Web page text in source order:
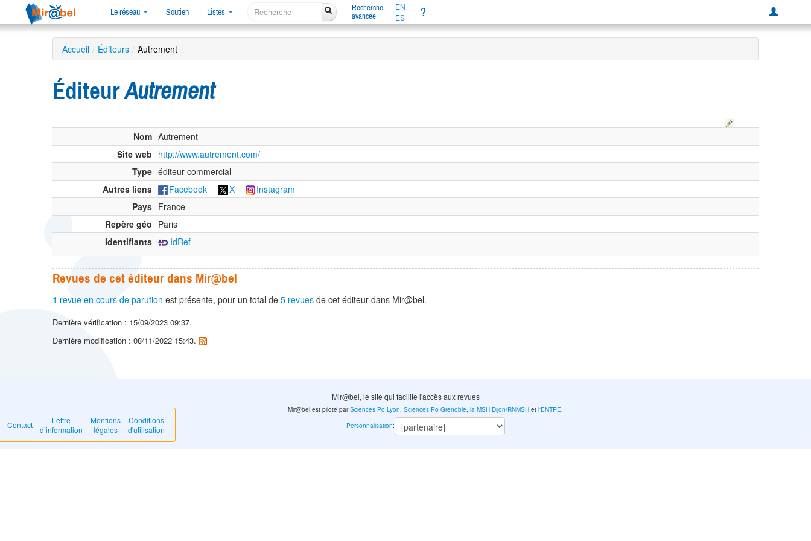
Le réseau Soutien Listes
Recherche
avancée
EN
ES
?
Accueil / Éditeurs / Autrement
ÉditeurAutrement
Nom Autrement
Site web http://www.autrement.com/
Type éditeur commercial
Autres liens
Facebook X
Instagram
Pays France
Repère géo Paris
Identifiants
IdRef
Revues de cet éditeur dans Mir@bel
1 revue en cours de parution est présente, pour un total de 5 revues de cet éditeur dans Mir@bel.
Dernière vérification : 15/09/2023 09:37.
Dernière modification : 08/11/2022 15:43.
Mir@bel, le site qui facilite l'accès aux revues
Contact
Lettre
d’information
Mentions
légales
Conditions
d'utilisation
Mir@bel est piloté parSciences Po Lyon,Sciences Po Grenoble,la MSH Dijon/RNMSH etl'ENTPE.
Personnalisation: